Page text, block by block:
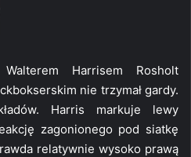
Harrisem Rosholt
nie trzymał gardy.
Harris markuje lewy
zagonionego pod siatkę
relatywnie wysoko prawą